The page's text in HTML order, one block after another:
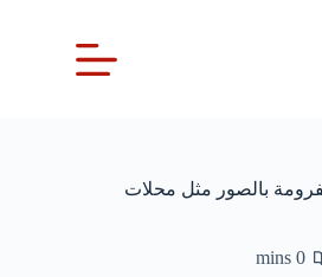
بالصور مثل محلات
0 mins